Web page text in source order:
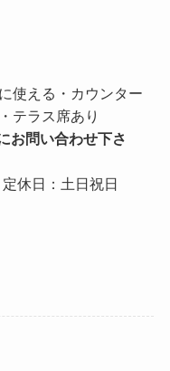
使える・カウンター
テラス席あり
お問い合わせ下さ
日：土日祝日